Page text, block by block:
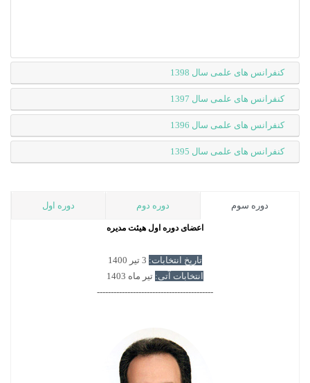
کنفرانس های علمی سال 1398
کنفرانس های علمی سال 1397
کنفرانس های علمی سال 1396
کنفرانس های علمی سال 1395
دوره سوم دوره دوم دوره اول
اعضای دوره اول هیئت مدیره
تاریخ انتخابات:
انتخابات آتی: تیر ماه 1403
------------------------------------------